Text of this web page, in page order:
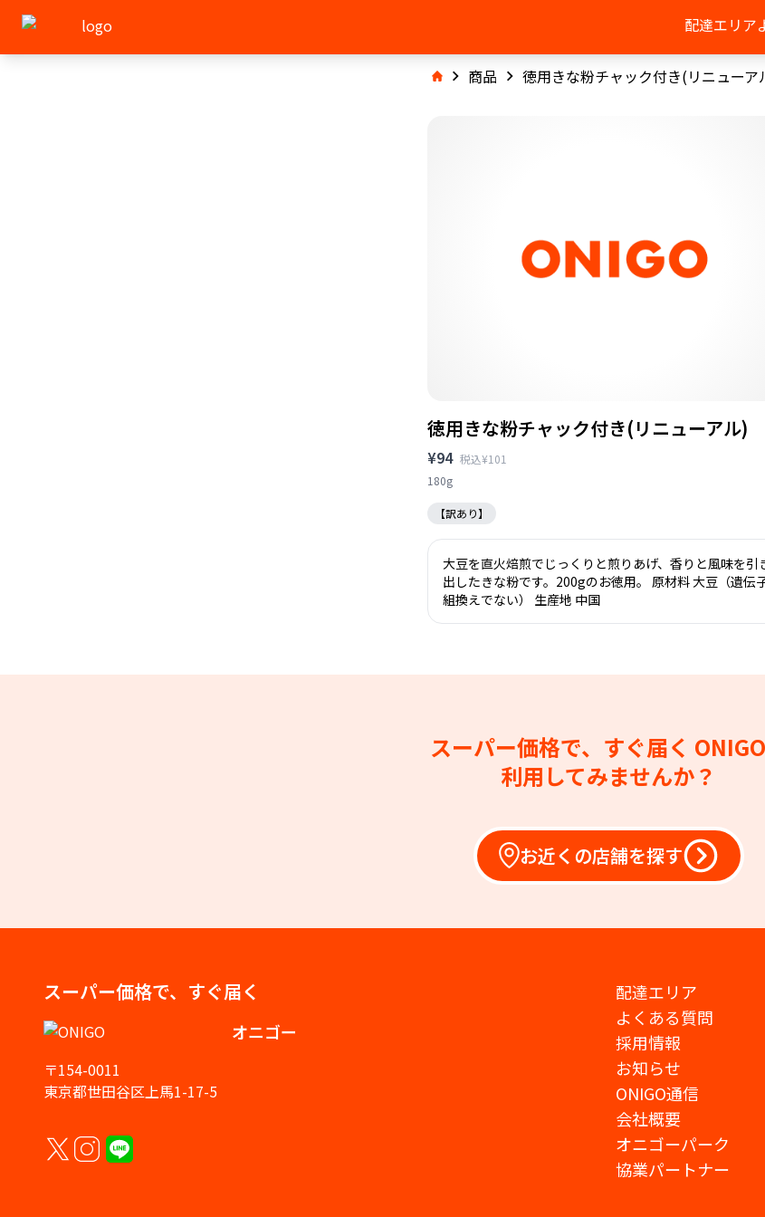
配達エリア
商品 徳用きな粉チャック付き(リニューア
徳用きな粉チャック付き(リニューアル)
¥94 税込¥101
180g
【訳あり】
大豆を直火焙煎でじっくりと煎りあげ、香りと風味を引
出したきな粉です。200gのお徳用。 原材料 大豆（遺伝
組換えでない） 生産地 中国
スーパー価格で、すぐ届く
利用してみませんか？
お近くの店舗を探す
スーパー価格で、すぐ届く
オニゴー
〒154-0011
東京都世田谷区上馬1-17-5
配達エリア
よくある質問
採用情報
お知らせ
ONIGO通信
会社概要
オニゴーパーク
協業パートナー